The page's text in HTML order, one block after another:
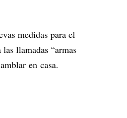
medidas para el
llamadas “armas
en casa.